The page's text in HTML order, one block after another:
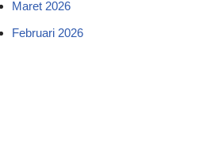
Maret 2026
Februari 2026